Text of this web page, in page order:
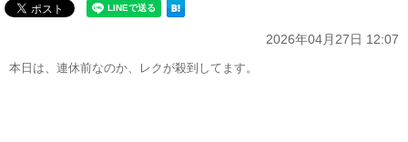
2026年04月27日 12:07
本日は、連休前なのか、レクが殺到してます。